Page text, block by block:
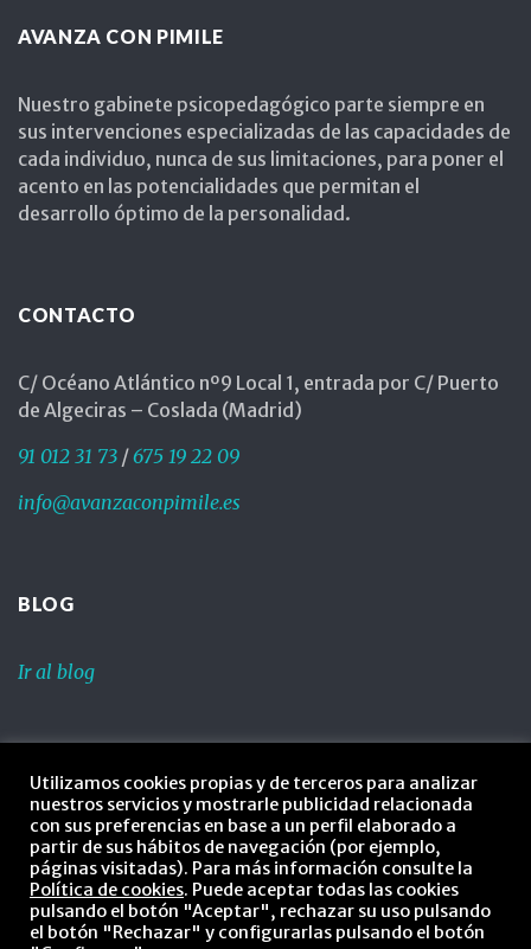
AVANZA CON PIMILE
Nuestro gabinete psicopedagógico parte siempre en
sus intervenciones especializadas de las capacidades de
cada individuo, nunca de sus limitaciones, para poner el
acento en las potencialidades que permitan el
desarrollo óptimo de la personalidad.
CONTACTO
C/ Océano Atlántico nº9 Local 1, entrada por C/ Puerto
de Algeciras – Coslada (Madrid)
91 012 31 73 /675 19 22 09
info@avanzaconpimile.es
BLOG
Ir al blog
Política de privacidad
Política de cookies
Aviso legal
Utilizamos cookies propias y de terceros para analizar
nuestros servicios y mostrarle publicidad relacionada
con sus preferencias en base a un perfil elaborado a
partir de sus hábitos de navegación (por ejemplo,
páginas visitadas). Para más información consulte la
Política de cookies. Puede aceptar todas las cookies
pulsando el botón "Aceptar", rechazar su uso pulsando
el botón "Rechazar" y configurarlas pulsando el botón